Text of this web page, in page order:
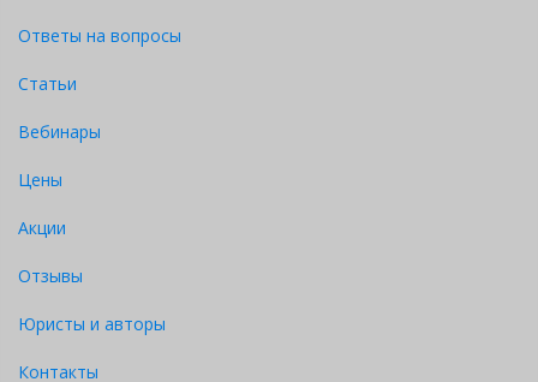
Ответы на вопросы
Статьи
Вебинары
Цены
Акции
Отзывы
Юристы и авторы
Контакты